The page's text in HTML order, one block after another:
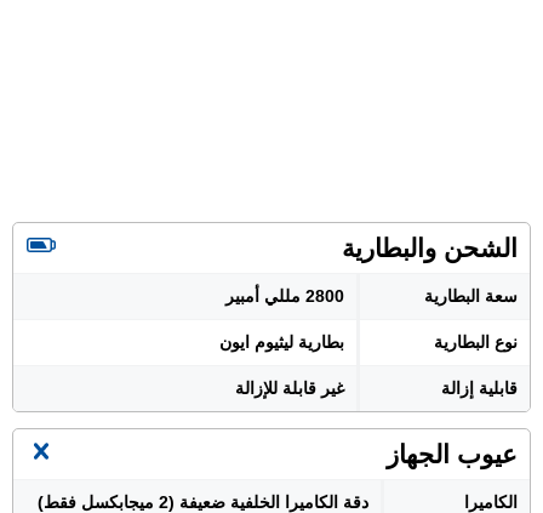
الشحن والبطارية
سعة البطارية 2800 مللي أمبير
نوع البطارية بطارية ليثيوم ايون
قابلية إزالة غير قابلة للإزالة
عيوب الجهاز
الكاميرا دقة الكاميرا الخلفية ضعيفة (2 ميجابكسل فقط)